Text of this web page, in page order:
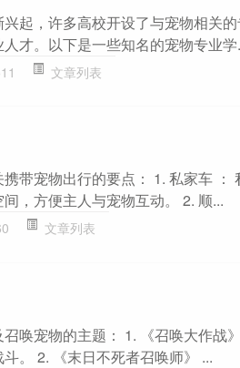
起，许多高校开设了与宠物相关
才。以下是一些知名的宠物专业学
文章列表
带宠物出行的要点： 1. 私家车 ：
，方便主人与宠物互动。 2. 顺...
文章列表
唤宠物的主题： 1. 《召唤大作战
。 2. 《末日不死者召唤师》 ...